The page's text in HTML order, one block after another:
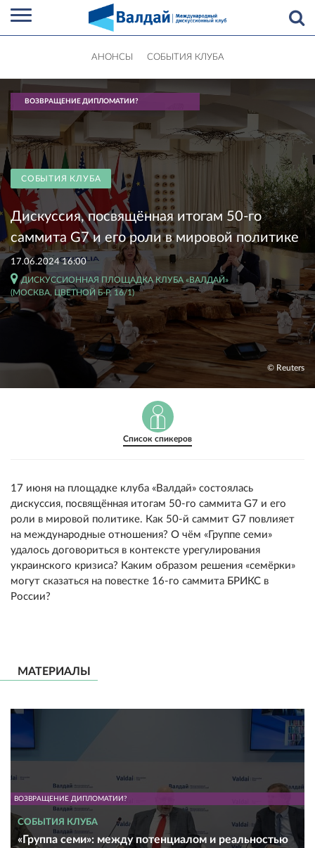
АНОНСЫ СОБЫТИЯ КЛУБА
ВОЗВРАЩЕНИЕ ДИПЛОМАТИИ?
СОБЫТИЯ КЛУБА
Дискуссия, посвящённая итогам 50-го
саммита G7 и его роли в мировой политике
17.06.2024 16:00
ДИСКУССИОННАЯ ПЛОЩАДКА КЛУБА «ВАЛДАЙ»
(МОСКВА, ЦВЕТНОЙ Б-Р, 16/1)
© Reuters
Список спикеров
17 июня на площадке клуба «Валдай» состоялась
дискуссия, посвящённая итогам 50-го саммита G7 и его
роли в мировой политике. Как 50-й саммит G7 повлияет
на международные отношения? О чём «Группе семи»
удалось договориться в контексте урегулирования
украинского кризиса? Каким образом решения «семёрки»
могут сказаться на повестке 16-го саммита БРИКС в
России?
МАТЕРИАЛЫ
СОБЫТИЯ КЛУБА
ВОЗВРАЩЕНИЕ ДИПЛОМАТИИ?
«Группа семи»: между потенциалом и реальностью